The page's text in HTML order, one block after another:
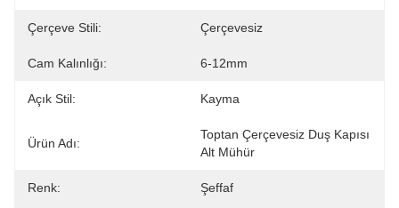
Çerçeve Stili: Çerçevesiz
Cam Kalınlığı: 6-12mm
Açık Stil: Kayma
Ürün Adı:
Toptan Çerçevesiz Duş Kapısı
Alt Mühür
Renk: Şeffaf